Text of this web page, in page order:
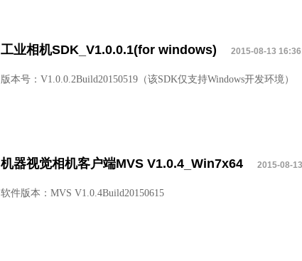
工业相机SDK_V1.0.0.1(for windows) 2015-08-13
版本号：V1.0.0.2Build20150519（该SDK仅支持Windows开发环境）
机器视觉相机客户端MVS V1.0.4_Win7x64 2015-08-
软件版本：MVS V1.0.4Build20150615